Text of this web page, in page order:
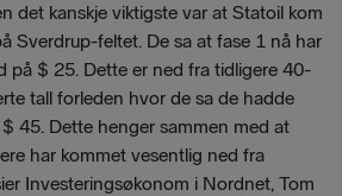
det kanskje viktigste var at Statoil kom
Sverdrup-feltet. De sa at fase 1 nå har
på $ 25. Dette er ned fra tidligere 40-
tall forleden hvor de sa de hadde
45. Dette henger sammen med at
har kommet vesentlig ned fra
Investeringsøkonom i Nordnet, Tom